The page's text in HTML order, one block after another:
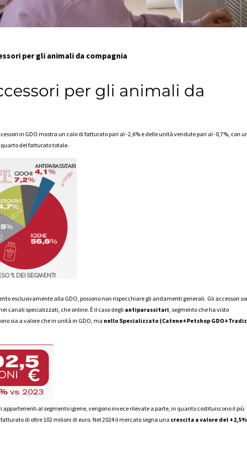
per gli animali da compagnia
per gli animali da
in GDO mostra un calo di fatturato pari al -2,6% e delle unità vendute pari al -0,7%, con
quarto del fatturato totale.
esclusivamente alla GDO, possono non rispecchiare gli andamenti generali. Gli accessori
canali specializzati, che online. È il caso degli antiparassitari , segmento che ha visto
sia a valore che in unità in GDO, ma nello Specializzato (Catene+Petshop
appartenenti al segmento igiene, vengono invece rilevate a parte, in quanto costituiscono il più
di oltre 102 milioni di euro. Nel 2024 il mercato segna una crescita a valore del +2,5%